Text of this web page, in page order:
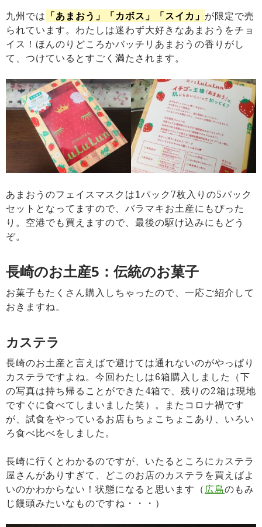
九州では 「あまおう」「カボス」「スイカ」 が限定で売
られています。わたしは迷わず大好きなあまおうをチョ
イス！ほんのりどころかバッチリあまおうの香りがし
て、つけているとすごく満たされます。
あまおうのフェイスマスクは1パック7枚入りの5パック
セットとなってますので、バラマキお土産にもぴった
り。空港でも買えますので、最後の駆け込みにもどう
ぞ。
長崎のお土産5：伝統のお菓子
お菓子もたくさん購入しちゃったので、一応ご紹介して
おきますね。
カステラ
長崎のお土産と言えばで避けては通れないのがやっぱり
カステラですよね。今回わたしは6箱購入しました（下
の写真は持ち帰ることができた4箱で、残りの2箱は現地
ですぐに食べてしまいました笑）。またコロナ禍です
が、試食をやっているお店もちょこちょこあり、いろい
ろ食べ比べをしました。
長崎に行くとわかるのですが、いたるところにカステラ
屋さんがありすぎて、どこのお店のカステラを買えばよ
いのかわからない！状態になると思います（広島のもみ
じ饅頭みたいなものですね・・・）